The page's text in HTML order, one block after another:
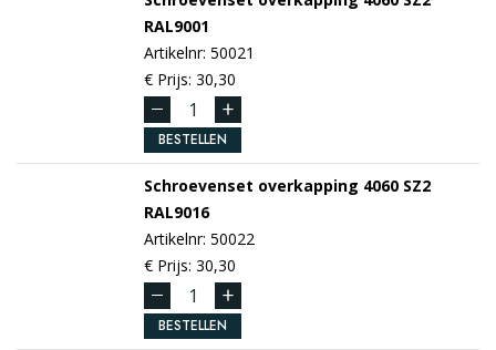
RAL9001
Artikelnr: 50021
€ Prijs: 30,30
BESTELLEN
Schroevenset overkapping 4060 SZ2
RAL9016
Artikelnr: 50022
€ Prijs: 30,30
BESTELLEN